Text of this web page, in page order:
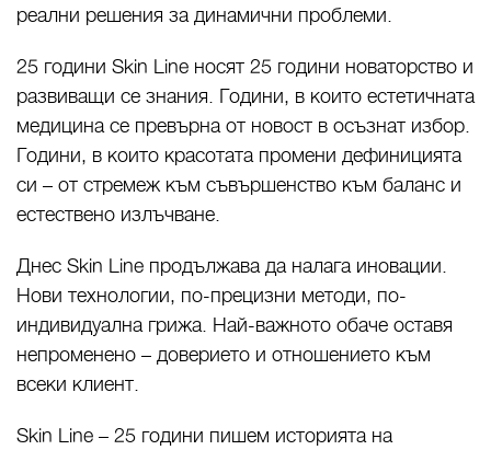
реални решения за динамични проблеми.
25 години Skin Line носят 25 години новаторство и
развиващи се знания. Години, в които естетичната
медицина се превърна от новост в осъзнат избор.
Години, в които красотата промени дефиницията
си – от стремеж към съвършенство към баланс и
естествено излъчване.
Днес Skin Line продължава да налага иновации.
Нови технологии, по-прецизни методи, по-
индивидуална грижа. Най-важното обаче оставя
непроменено – доверието и отношението към
всеки клиент.
Skin Line – 25 години пишем историята на